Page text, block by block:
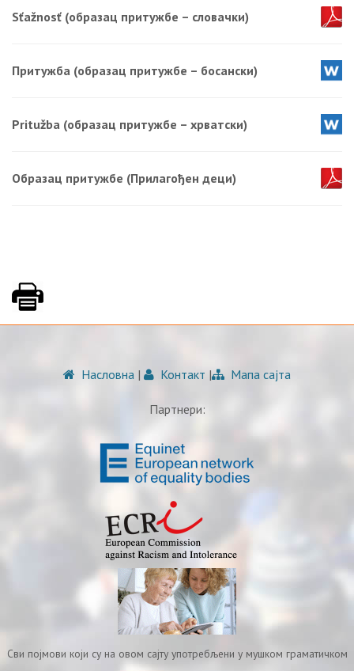
Sťažnosť (образац притужбе – словачки)
Притужба (образац притужбе – босански)
Pritužba (образац притужбе – хрватски)
Образац притужбе (Прилагођен деци)
Насловна | Контакт | Мапа сајта
Партнери:
Сви појмови који су на овом сајту употребљени у мушком граматичком